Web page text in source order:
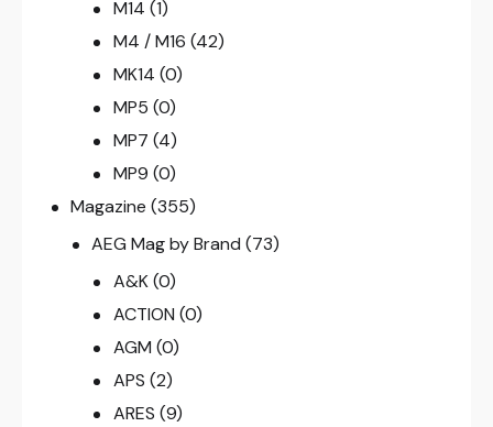
M14 (1)
M4 / M16 (42)
MK14 (0)
MP5 (0)
MP7 (4)
MP9 (0)
Magazine (355)
AEG Mag by Brand (73)
A&K (0)
ACTION (0)
AGM (0)
APS (2)
ARES (9)